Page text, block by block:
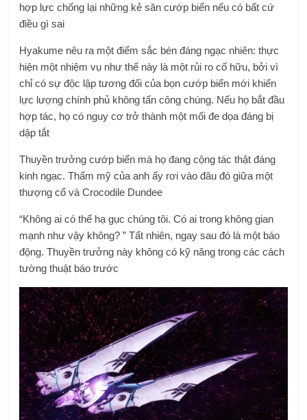
hợp lực chống lại những kẻ săn cướp biển nếu có bất cứ
điều gì sai
Hyakume nêu ra một điểm sắc bén đáng ngạc nhiên: thực
hiện một nhiệm vụ như thế này là một rủi ro cố hữu, bởi vì
chỉ có sự độc lập tương đối của bọn cướp biển mới khiến
lực lượng chính phủ không tấn công chúng. Nếu họ bắt đầu
hợp tác, họ có nguy cơ trở thành một mối đe dọa đáng bị
dập tắt
Thuyền trưởng cướp biển mà họ đang cộng tác thật đáng
kinh ngạc. Thẩm mỹ của anh ấy rơi vào đâu đó giữa một
thượng cổ và Crocodile Dundee
“Không ai có thể hạ gục chúng tôi. Có ai trong không gian
mạnh như vậy không? ” Tất nhiên, ngay sau đó là một báo
động. Thuyền trưởng này không có kỹ năng trong các cách
tường thuật báo trước